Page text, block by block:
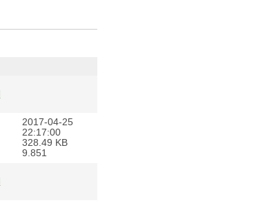
2017-04-25
22:17:00
328.49 KB
9.851